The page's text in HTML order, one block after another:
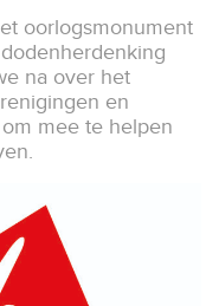
oorlogsmonument
na over het
en
mee te helpen